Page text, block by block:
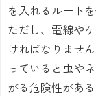
を入れるルート
ただし、電線や
ければなりませ
っていると虫や
がる危険性があ